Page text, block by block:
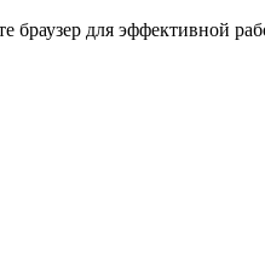
браузер для эффективной